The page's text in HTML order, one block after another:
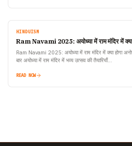
HINDUISM
Ram Navami 2025: अयोध्या में राम मंदिर में क्या
Ram Navami 2025: अयोध्या में राम मंदिर में क्या होगा
बार अयोध्या में राम मंदिर में भव्य उत्सव की तैयारियाँ…
READ NOW